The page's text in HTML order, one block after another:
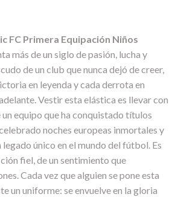
FC Primera Equipación Niños
más de un siglo de pasión, lucha y
de un club que nunca dejó de creer,
en leyenda y cada derrota en
Vestir esta elástica es llevar con
equipo que ha conquistado títulos
noches europeas inmortales y
único en el mundo del fútbol. Es
fiel, de un sentimiento que
Cada vez que alguien se pone esta
un uniforme: se envuelve en la gloria